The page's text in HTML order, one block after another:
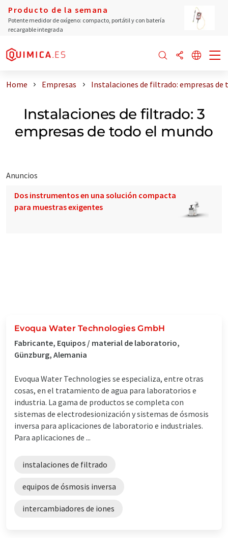
Producto de la semana
Potente medidor de oxígeno: compacto, portátil y con batería
recargable integrada
Home Empresas Instalaciones de filtrado: empresas de
Instalaciones de filtrado: 3
empresas de todo el mundo
Anuncios
Dos instrumentos en una solución compacta
para muestras exigentes
Evoqua Water Technologies GmbH
Fabricante, Equipos / material de laboratorio,
Günzburg, Alemania
Evoqua Water Technologies se especializa, entre otras
cosas, en el tratamiento de agua para laboratorios e
industria. La gama de productos se completa con
sistemas de electrodesionización y sistemas de ósmosis
inversa para aplicaciones de laboratorio e industriales.
Para aplicaciones de ...
instalaciones de filtrado
equipos de ósmosis inversa
intercambiadores de iones